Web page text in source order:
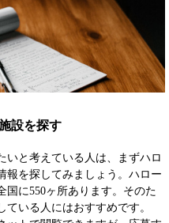
設を探す
いと考えている人は、まずハロ
報を探してみましょう。ハロー
国に550ヶ所あります。そのた
いる人にはおすすめです。